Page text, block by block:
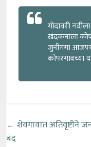
गोदावरी
खंदकनाला
जुनीगंगा
कोपरगावच्या
← शेवगावात अतिवृष्टीने
बंद